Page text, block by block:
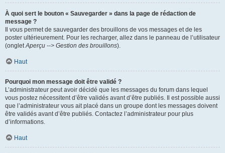
À quoi sert le bouton « Sauvegarder » dans la page de rédaction de
message ?
Il vous permet de sauvegarder des brouillons de vos messages et de les
poster ultérieurement. Pour les recharger, allez dans le panneau de l’utilisateur
(ongletAperçu --> Gestion des brouillons).
Haut
Pourquoi mon message doit être validé ?
L’administrateur peut avoir décidé que les messages du forum dans lequel
vous postez nécessitent d’être validés avant d’être publiés. Il est possible aussi
que l’administrateur vous ait placé dans un groupe dont les messages doivent
être validés avant d’être publiés. Contactez l’administrateur pour plus
d’informations.
Haut